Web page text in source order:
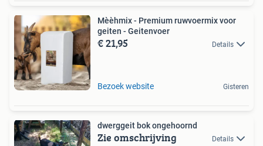
Mèèhmix - Premium ruwvoermix voor
geiten - Geitenvoer
€ 21,95 Details
Bezoek website Gisteren
dwerggeit bok ongehoornd
Zie omschrijving Details